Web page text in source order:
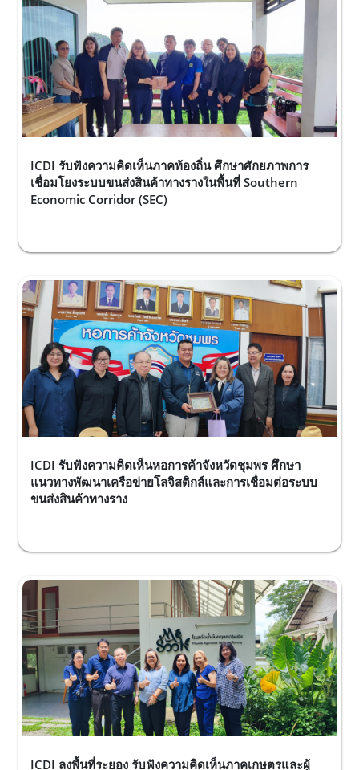
ICDI รับฟังความคิดเห็นภาคท้องถิ่น ศึกษาศักยภาพการ
เชื่อมโยงระบบขนส่งสินค้าทางรางในพื้นที่ Southern
Economic Corridor (SEC)
ICDI รับฟังความคิดเห็นหอการค้าจังหวัดชุมพร ศึกษา
แนวทางพัฒนาเครือข่ายโลจิสติกส์และการเชื่อมต่อระบบ
ขนส่งสินค้าทางราง
ICDI ลงพื้นที่ระยอง รับฟังความคิดเห็นภาคเกษตรและผู้